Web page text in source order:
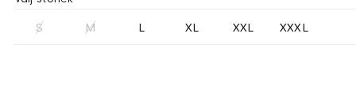
S M L XL XXL XXXL